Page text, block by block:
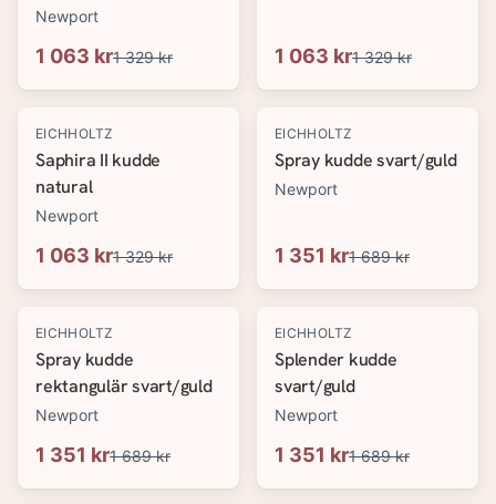
Newport
1 063 kr1 329 kr 1 063 kr1 329 kr
-20%
EICHHOLTZ
Saphira II kudde
natural
Newport
1 063 kr1 329 kr
-20%
EICHHOLTZ
Spray kudde svart/guld
Newport
1 351 kr1 689 kr
-20%
EICHHOLTZ
Spray kudde
rektangulär svart/guld
Newport
1 351 kr1 689 kr
-20%
EICHHOLTZ
Splender kudde
svart/guld
Newport
1 351 kr1 689 kr